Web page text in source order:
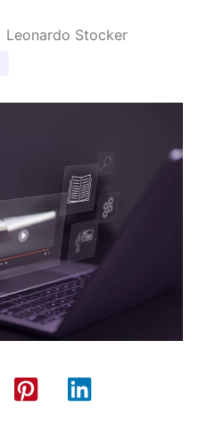
Leonardo Stocker